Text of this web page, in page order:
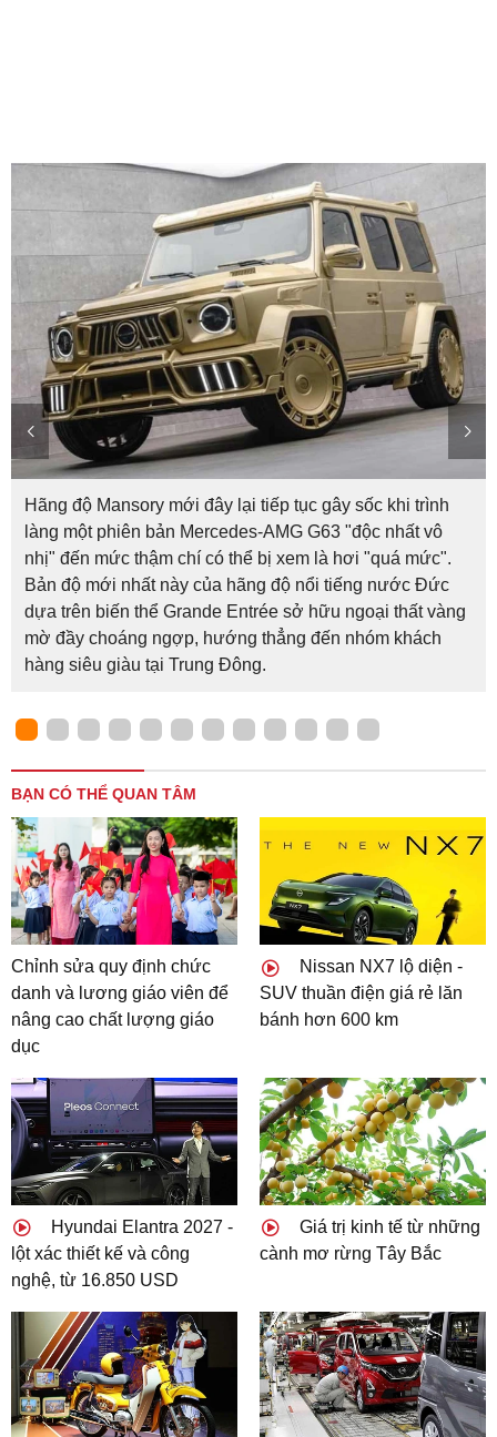
Hãng độ Mansory mới đây lại tiếp tục gây sốc khi trình
làng một phiên bản Mercedes-AMG G63 "độc nhất vô
nhị" đến mức thậm chí có thể bị xem là hơi "quá mức".
Bản độ mới nhất này của hãng độ nổi tiếng nước Đức
dựa trên biến thể Grande Entrée sở hữu ngoại thất vàng
mờ đầy choáng ngợp, hướng thẳng đến nhóm khách
hàng siêu giàu tại Trung Đông.
BẠN CÓ THỂ QUAN TÂM
Chỉnh sửa quy định chức
danh và lương giáo viên để
nâng cao chất lượng giáo
dục
Nissan NX7 lộ diện -
SUV thuần điện giá rẻ lăn
bánh hơn 600 km
Hyundai Elantra 2027 -
lột xác thiết kế và công
nghệ, từ 16.850 USD
Giá trị kinh tế từ những
cành mơ rừng Tây Bắc